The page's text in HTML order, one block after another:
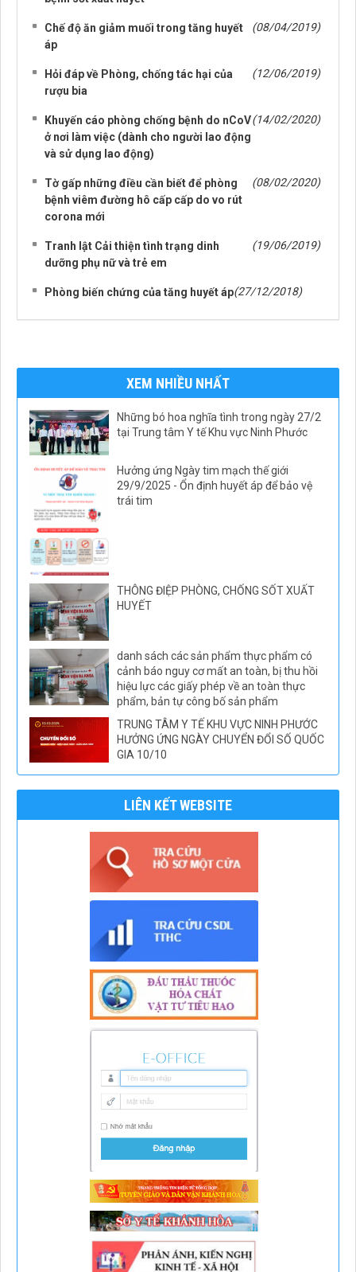
Chế độ ăn giảm muối trong tăng huyết
áp
(08/04/2019)
Hỏi đáp về Phòng, chống tác hại của
rượu bia
(12/06/2019)
Khuyến cáo phòng chống bệnh do nCoV
ở nơi làm việc (dành cho người lao động
và sử dụng lao động)
(14/02/2020)
Tờ gấp những điều cần biết để phòng
bệnh viêm đường hô cấp cấp do vo rút
corona mới
(08/02/2020)
Tranh lật Cải thiện tình trạng dinh
dưỡng phụ nữ và trẻ em
(19/06/2019)
Phòng biến chứng của tăng huyết áp(27/12/2018)
XEM NHIỀU NHẤT
Những bó hoa nghĩa tình trong ngày 27/2
tại Trung tâm Y tế Khu vực Ninh Phước
Hưởng ứng Ngày tim mạch thế giới
29/9/2025 - Ổn định huyết áp để bảo vệ
trái tim
THÔNG ĐIỆP PHÒNG, CHỐNG SỐT XUẤT
HUYẾT
danh sách các sản phẩm thực phẩm có
cảnh báo nguy cơ mất an toàn, bị thu hồi
hiệu lực các giấy phép về an toàn thực
phẩm, bản tự công bố sản phẩm
TRUNG TÂM Y TẾ KHU VỰC NINH PHƯỚC
HƯỞNG ỨNG NGÀY CHUYỂN ĐỔI SỐ QUỐC
GIA 10/10
LIÊN KẾT WEBSITE